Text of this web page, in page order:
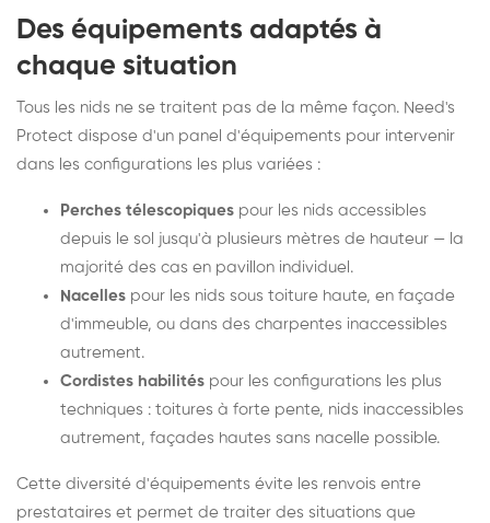
Des équipements adaptés à
chaque situation
Tous les nids ne se traitent pas de la même façon. Need's
Protect dispose d'un panel d'équipements pour intervenir
dans les configurations les plus variées :
Perches télescopiques pour les nids accessibles
depuis le sol jusqu'à plusieurs mètres de hauteur — la
majorité des cas en pavillon individuel.
Nacelles pour les nids sous toiture haute, en façade
d'immeuble, ou dans des charpentes inaccessibles
autrement.
Cordistes habilités pour les configurations les plus
techniques : toitures à forte pente, nids inaccessibles
autrement, façades hautes sans nacelle possible.
Cette diversité d'équipements évite les renvois entre
prestataires et permet de traiter des situations que